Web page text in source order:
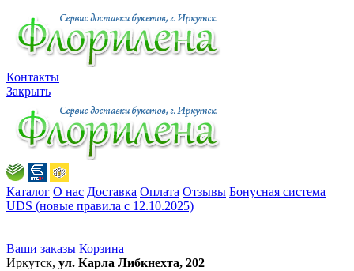
Контакты
Закрыть
Каталог О нас Доставка Оплата Отзывы Бонусная система
UDS (новые правила с 12.10.2025)
Ваши заказы Корзина
Иркутск, ул. Карла Либкнехта, 202